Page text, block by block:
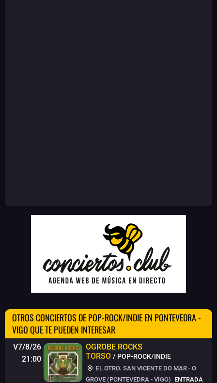
OTROS CONCIERTOS DE POP-ROCK/INDIE EN PONTEVEDRA -
VIGO QUE TE PUEDEN INTERESAR
V7/8/26
21:00
OGROBE ROCKS
TORSO / POP-ROCK/INDIE
EL OTRO. SAN VICENTE DO MAR - O
GROVE (PONTEVEDRA - VIGO) ENTRADA